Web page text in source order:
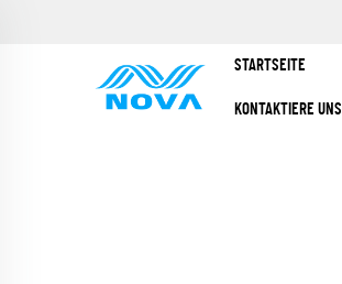
STARTSEITE
KONTAKTIERE UNS